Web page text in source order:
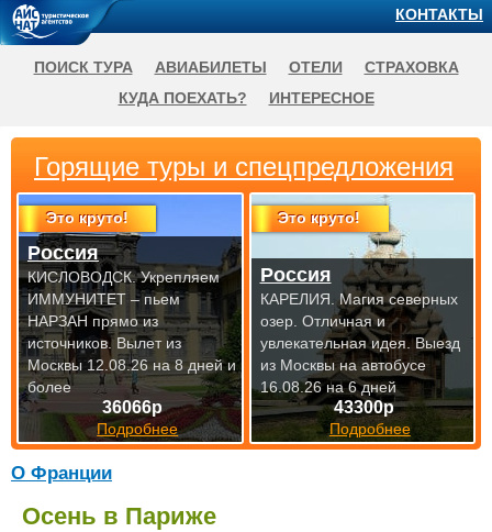
О Франции
Осень в Париже
Горящие туры и спецпредложения
Это круто!
36066р
Подробнее
Россия
КИСЛОВОДСК. Укрепляем
ИММУНИТЕТ – пьем
НАРЗАН прямо из
источников.Вылет из
Москвы 12.08.26 на 8 дней и
более
Это круто!
43300р
Подробнее
Россия
КАРЕЛИЯ. Магия северных
озер. Отличная и
увлекательная идея.Выезд
из Москвы на автобусе
16.08.26 на 6 дней
КОНТАКТЫ
ПОИСК ТУРА АВИАБИЛЕТЫ ОТЕЛИ
СТРАХОВКА
КУДА ПОЕХАТЬ?
ИНТЕРЕСНОЕ